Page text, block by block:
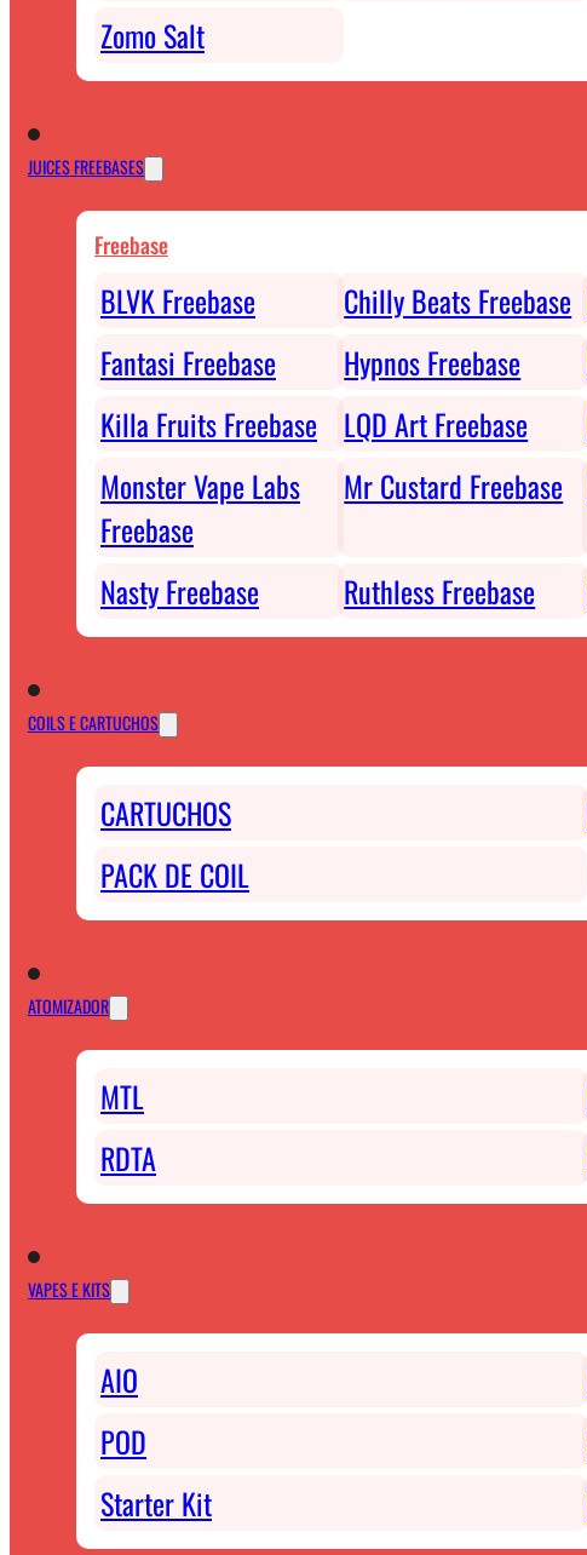
Zomo Salt
JUICES FREEBASES
Freebase
BLVK Freebase Chilly Beats Freebase
Fantasi Freebase
Hypnos Freebase
Killa Fruits Freebase
LQD Art Freebase
Monster Vape Labs
Freebase
Mr Custard Freebase
Nasty Freebase Ruthless Freebase
COILS E CARTUCHOS
CARTUCHOS
PACK DE COIL
ATOMIZADOR
MTL
RDTA
VAPES E KITS
AIO
POD
Starter Kit